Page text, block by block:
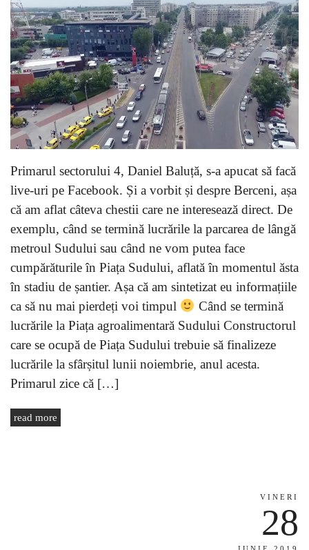
Primarul sectorului 4, Daniel Baluță, s-a apucat să facă
live-uri pe Facebook. Și a vorbit și despre Berceni, așa
că am aflat câteva chestii care ne interesează direct. De
exemplu, când se termină lucrările la parcarea de lângă
metroul Sudului sau când ne vom putea face
cumpărăturile în Piața Sudului, aflată în momentul ăsta
în stadiu de șantier. Așa că am sintetizat eu informațiile
ca să nu mai pierdeți voi timpul
Când se termină
lucrările la Piața agroalimentară Sudului Constructorul
care se ocupă de Piața Sudului trebuie să finalizeze
lucrările la sfârșitul lunii noiembrie, anul acesta.
Primarul zice că […]
read more
VINERI
28